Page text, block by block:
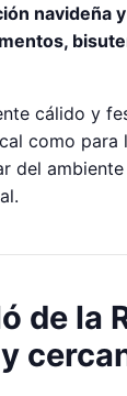
navideña
cálido y
como para
del
de la